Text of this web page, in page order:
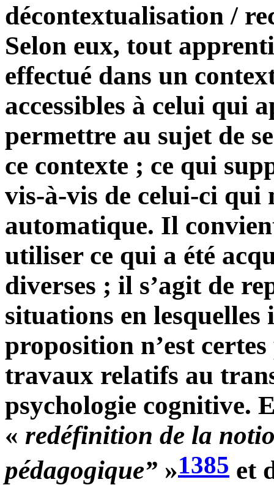
décontextualisation /
Selon eux, tout
effectué dans un
accessibles à celui qui
permettre au sujet de
ce contexte ; ce qui
vis-à-vis de celui-ci qui
automatique. Il
utiliser ce qui a été
diverses ; il s’agit de
situations en lesquelles
proposition n’est
travaux relatifs au
psychologie cognitive.
« redéfinition de la
pédagogique” »1385 et